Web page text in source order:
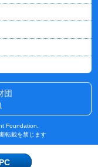
団
Foundation.
転載を禁じます